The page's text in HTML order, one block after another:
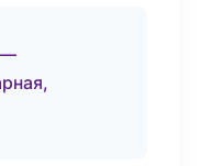
—